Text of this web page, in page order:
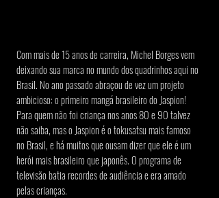
Com mais de 15 anos de carreira, Michel Borges vem
deixando sua marca no mundo dos quadrinhos aqui no
Brasil. No ano passado abraçou de vez um projeto
ambicioso: o primeiro mangá brasileiro do Jaspion!
Para quem não foi criança nos anos 80 e 90 talvez
não saiba, mas o Jaspion é o tokusatsu mais famoso
no Brasil, e há muitos que ousam dizer que ele é um
herói mais brasileiro que japonês. O programa de
televisão batia recordes de audiência e era amado
pelas crianças.